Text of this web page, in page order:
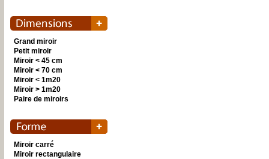
Grand miroir
Petit miroir
Miroir < 45 cm
Miroir < 70 cm
Miroir < 1m20
Miroir > 1m20
Paire de miroirs
Miroir carré
Miroir rectangulaire